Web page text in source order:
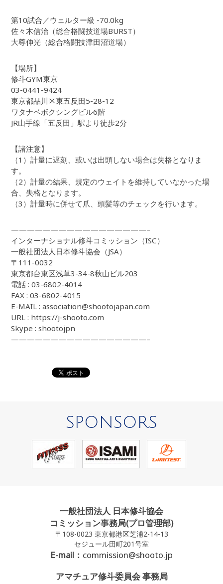
第10試合／ウェルター級 -70.0kg
佐々木信治（総合格闘技道場BURST）
大尊伸光（総合格闘技津田沼道場）
【場所】
修斗GYM東京
03-0441-9424
東京都品川区東五反田5-28-12
ワタナベボクシングビル6階
JR山手線「五反田」駅より徒歩2分
【諸注意】
（1）計量に遅刻、或いは出頭しない場合は失格となりま
す。
（2）計量の結果、規定のウェイトを維持していなかった場
合、失格となります。
（3）計量時に併せて爪、頭髪等のチェックを行います。
—————————————————–
インターナショナル修斗コミッション（ISC）
一般社団法人日本修斗協会（JSA）
〒111-0032
東京都台東区浅草3-34-8秋山ビル203
電話 : 03-6802-4014
FAX : 03-6802-4015
E-MAIL : association@shootojapan.com
URL : https://j-shooto.com
Skype : shootojpn
—————————————————–
SPONSORS
一般社団法人 日本修斗協会
コミッション事務局(プロ管理部)
〒108-0023 東京都港区芝浦2-14-13
セジュール田町201号室
E-mail： commission@shooto.jp
アマチュア修斗委員会 事務局